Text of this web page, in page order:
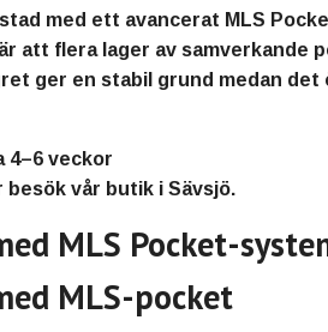
med ett avancerat MLS
att flera lager av samverkande
ger en stabil grund medan
4–6 veckor
besök vår butik i Sävsjö.
MLS Pocket-
MLS-pocket